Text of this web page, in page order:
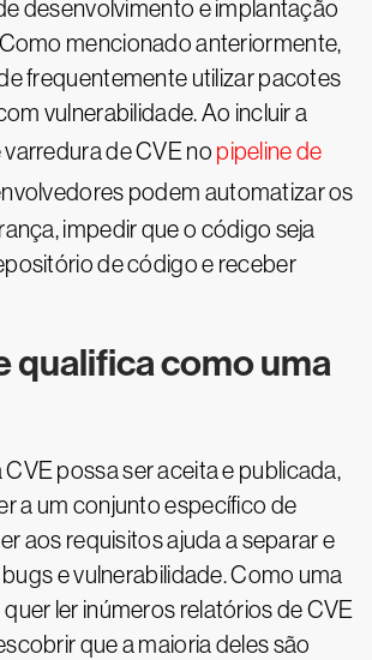
desenvolvimento e implantação
mencionado anteriormente,
frequentemente utilizar pacotes
vulnerabilidade. Ao incluir a
de CVE no pipeline de
podem automatizar os
impedir que o código seja
de código e receber
qualifica como uma
possa ser aceita e publicada,
a um conjunto específico de
aos requisitos ajuda a separar e
e vulnerabilidade. Como uma
ler inúmeros relatórios de CVE
que a maioria deles são